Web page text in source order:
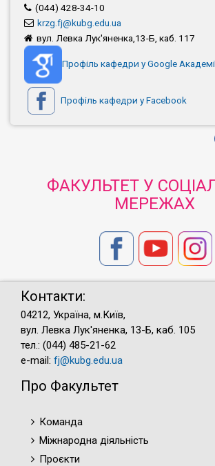
(044) 428-34-10
krzg.fj@kubg.edu.ua
вул. Левка Лук'яненка,13-Б, каб. 117
Профіль кафедри у Google
Профіль кафедри у Facebook
ФАКУЛЬТЕТ У
МЕРЕЖАХ
Контакти:
04212, Україна, м.Київ,
вул. Левка Лук'яненка, 13-Б, каб. 105
тел.: (044) 485-21-62
e-mail: fj@kubg.edu.ua
Про Факультет
Команда
Міжнародна діяльність
Проєкти